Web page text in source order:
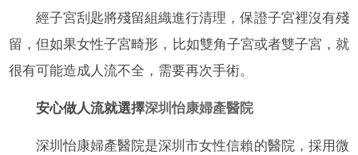
經子宮刮匙將殘留組織進行清理，保證子宮裡沒有殘
留，但如果女性子宮畸形，比如雙角子宮或者雙子宮，就
很有可能造成人流不全，需要再次手術。
安心做人流就選擇深圳怡康婦產醫院
深圳怡康婦產醫院是深圳市女性信賴的醫院，採用微